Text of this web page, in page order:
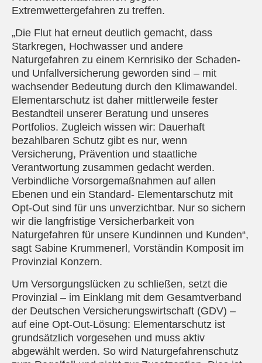
Extremwettergefahren zu treffen.
„Die Flut hat erneut deutlich gemacht, dass
Starkregen, Hochwasser und andere
Naturgefahren zu einem Kernrisiko der Schaden-
und Unfallversicherung geworden sind – mit
wachsender Bedeutung durch den Klimawandel.
Elementarschutz ist daher mittlerweile fester
Bestandteil unserer Beratung und unseres
Portfolios. Zugleich wissen wir: Dauerhaft
bezahlbaren Schutz gibt es nur, wenn
Versicherung, Prävention und staatliche
Verantwortung zusammen gedacht werden.
Verbindliche Vorsorgemaßnahmen auf allen
Ebenen und ein Standard- Elementarschutz mit
Opt-Out sind für uns unverzichtbar. Nur so sichern
wir die langfristige Versicherbarkeit von
Naturgefahren für unsere Kundinnen und Kunden“,
sagt Sabine Krummenerl, Vorständin Komposit im
Provinzial Konzern.
Um Versorgungslücken zu schließen, setzt die
Provinzial – im Einklang mit dem Gesamtverband
der Deutschen Versicherungswirtschaft (GDV) –
auf eine Opt-Out-Lösung: Elementarschutz ist
grundsätzlich vorgesehen und muss aktiv
abgewählt werden. So wird Naturgefahrenschutz